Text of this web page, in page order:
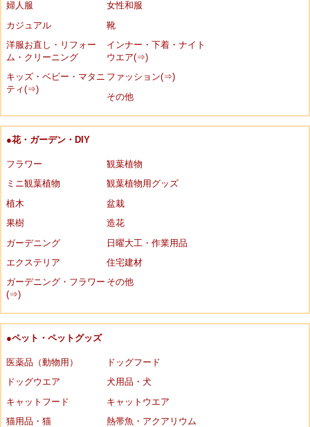
婦人服
女性和服
カジュアル
靴
洋服お直し・リフォー
ム・クリーニング
インナー・下着・ナイト
ウエア(⇒)
キッズ・ベビー・マタニ
ティ(⇒)
ファッション(⇒)
その他
●花・ガーデン・DIY
フラワー
観葉植物
ミニ観葉植物
観葉植物用グッズ
植木
盆栽
果樹
造花
ガーデニング
日曜大工・作業用品
エクステリア
住宅建材
ガーデニング・フラワー
(⇒)
その他
●ペット・ペットグッズ
医薬品（動物用）
ドッグフード
ドッグウエア
犬用品・犬
キャットフード
キャットウエア
猫用品・猫
熱帯魚・アクアリウム